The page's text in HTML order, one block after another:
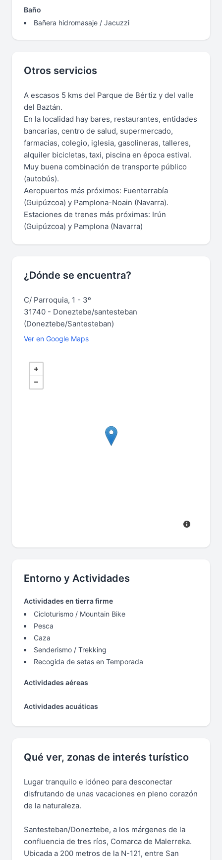
Baño
Bañera hidromasaje / Jacuzzi
Otros servicios
A escasos 5 kms del Parque de Bértiz y del valle
del Baztán.
En la localidad hay bares, restaurantes, entidades
bancarias, centro de salud, supermercado,
farmacias, colegio, iglesia, gasolineras, talleres,
alquiler bicicletas, taxi, piscina en época estival.
Muy buena combinación de transporte público
(autobús).
Aeropuertos más próximos: Fuenterrabía
(Guipúzcoa) y Pamplona-Noain (Navarra).
Estaciones de trenes más próximas: Irún
(Guipúzcoa) y Pamplona (Navarra)
¿Dónde se encuentra?
C/ Parroquia, 1 - 3º
31740 - Doneztebe/santesteban
(Doneztebe/Santesteban)
Ver en Google Maps
Entorno y Actividades
Actividades en tierra firme
Cicloturismo / Mountain Bike
Pesca
Caza
Senderismo / Trekking
Recogida de setas en Temporada
Actividades aéreas
Actividades acuáticas
Qué ver, zonas de interés turístico
Lugar tranquilo e idóneo para desconectar
disfrutando de unas vacaciones en pleno corazón
de la naturaleza.
Santesteban/Doneztebe, a los márgenes de la
confluencia de tres ríos, Comarca de Malerreka.
Ubicada a 200 metros de la N-121, entre San